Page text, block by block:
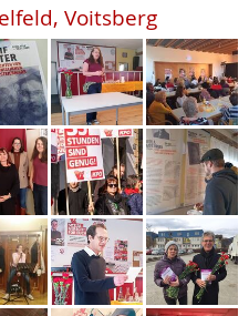
Voitsberg